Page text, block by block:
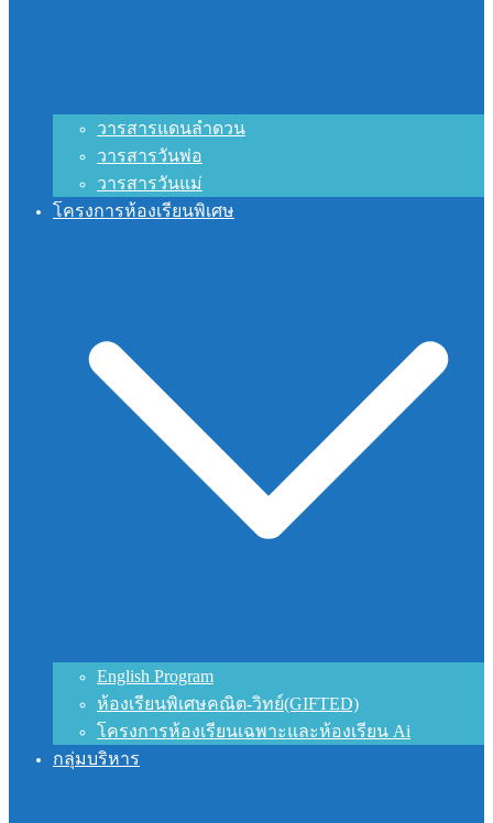
วารสารแดนลำดวน
วารสารวันพ่อ
วารสารวันแม่
โครงการห้องเรียนพิเศษ
English Program
ห้องเรียนพิเศษคณิต-วิทย์(GIFTED)
โครงการห้องเรียนเฉพาะและห้องเรียน Ai
กลุ่มบริหาร